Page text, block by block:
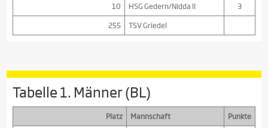
10
HSG Gedern/Nidda II
3
255
TSV Griedel
Tabelle 1. Männer (BL)
Platz Mannschaft
Punkte